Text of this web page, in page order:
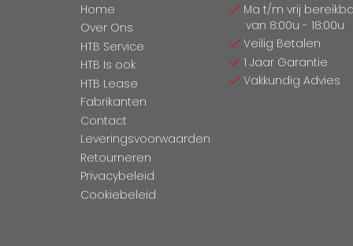
Home
Over Ons
HTB Service
HTB Is ook
HTB Lease
Fabrikanten
Contact
Leveringsvoorwaarden
Retourneren
Privacybeleid
Cookiebeleid
Ma t/m vrij
van 8:00u - 18:00u
Veilig Betalen
1 Jaar Garantie
Vakkundig Advies